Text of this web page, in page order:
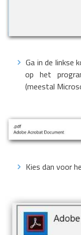
Ga in de linkse
op het
(meestal
Kies dan voor